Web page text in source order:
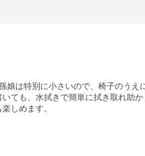
娘は特別に小さいので、椅子のうえ
ても、水拭きで簡単に拭き取れ助か
しめます。